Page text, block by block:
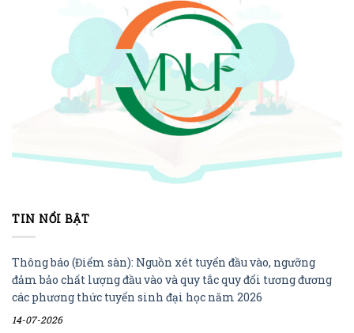
TIN NỔI BẬT
Thông báo (Điểm sàn): Nguồn xét tuyển đầu vào, ngưỡng
đảm bảo chất lượng đầu vào và quy tắc quy đổi tương đương
các phương thức tuyển sinh đại học năm 2026
14-07-2026